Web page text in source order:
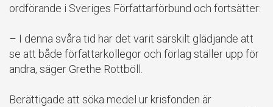
ordförande i Sveriges Författarförbund och fortsätter:
– I denna svåra tid har det varit särskilt glädjande att
se att både författarkollegor och förlag ställer upp för
andra, säger Grethe Rottböll.
Berättigade att söka medel ur krisfonden är